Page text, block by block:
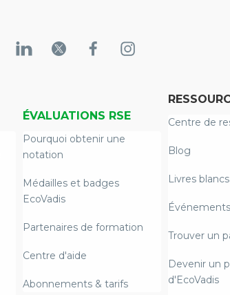
ÉVALUATIONS RSE
Pourquoi obtenir une
notation
Médailles et badges
EcoVadis
Partenaires de formation
Centre d'aide
Abonnements & tarifs
Centre de
Blog
Livres blancs
Trouver un
Devenir un
d'EcoVadis